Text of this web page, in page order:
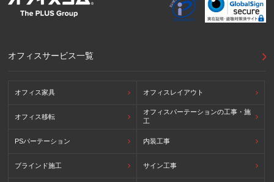
外国における個人情報の保護に関する制度等の詳細は以下を
ご確認下さい。
オフィスサービス一覧
オフィス家具 オフィスレイアウト
オフィス移転
オフィスパーテーションの工事・施
工
PSパーテーション 内装工事
ブラインド施工 サイン工事